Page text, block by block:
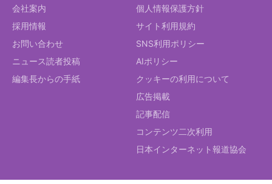
会社案内
採用情報
お問い合わせ
ニュース読者投稿
編集長からの手紙
個人情報保護方針
サイト利用規約
SNS利用ポリシー
AIポリシー
クッキーの利用について
広告掲載
記事配信
コンテンツ二次利用
日本インターネット報道協会